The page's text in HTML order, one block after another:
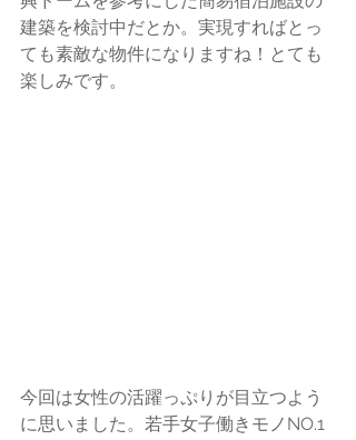
建築を検討中だとか。実現すればとっ
ても素敵な物件になりますね！とても
楽しみです。
今回は女性の活躍っぷりが目立つよう
に思いました。若手女子働きモノNO.1